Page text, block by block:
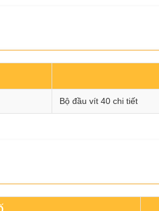
Bộ đầu vít 40 chi tiết